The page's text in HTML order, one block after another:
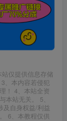
仅提供信息存储
、本内容若侵犯
！ 4、本站全资
本站无关。 5、
及自身权益/利益
6、本教程仅供